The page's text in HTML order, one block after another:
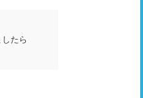
たら